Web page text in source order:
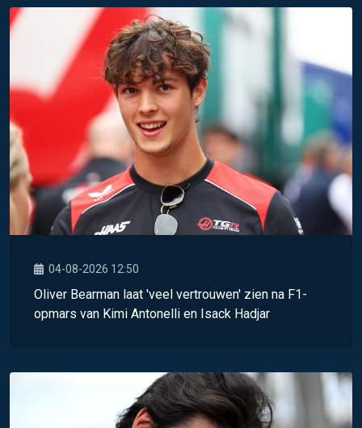
04-08-2026 12:50
Oliver Bearman laat 'veel vertrouwen' zien na F1-
opmars van Kimi Antonelli en Isack Hadjar